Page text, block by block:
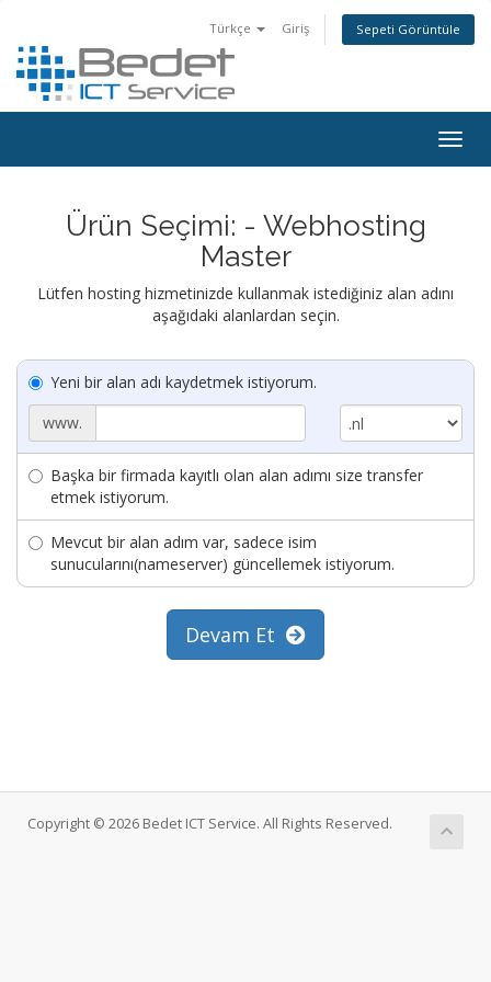
Türkçe Giriş Sepeti Görüntüle
Ürün Seçimi: - Webhosting
Master
Lütfen hosting hizmetinizde kullanmak istediğiniz alan adını
aşağıdaki alanlardan seçin.
Yeni bir alan adı kaydetmek istiyorum.
www.
Başka bir firmada kayıtlı olan alan adımı size transfer
etmek istiyorum.
Mevcut bir alan adım var, sadece isim
sunucularını(nameserver) güncellemek istiyorum.
Devam Et
Copyright © 2026 Bedet ICT Service. All Rights Reserved.